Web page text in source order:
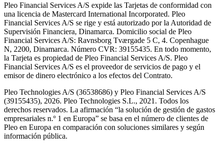
Pleo Financial Services A/S expide las Tarjetas de conformidad con
una licencia de Mastercard International Incorporated. Pleo
Financial Services A/S se rige y está autorizado por la Autoridad de
Supervisión Financiera, Dinamarca. Domicilio social de Pleo
Financial Services A/S: Ravnsborg Tværgade 5 C, 4. Copenhague
N, 2200, Dinamarca. Número CVR: 39155435. En todo momento,
la Tarjeta es propiedad de Pleo Financial Services A/S. Pleo
Financial Services A/S es el proveedor de servicios de pago y el
emisor de dinero electrónico a los efectos del Contrato.
Pleo Technologies A/S (36538686) y Pleo Financial Services A/S
(39155435), 2026. Pleo Technologies S.L., 2021. Todos los
derechos reservados. La afirmación “la solución de gestión de gastos
empresariales n.º 1 en Europa” se basa en el número de clientes de
Pleo en Europa en comparación con soluciones similares y según
información pública.